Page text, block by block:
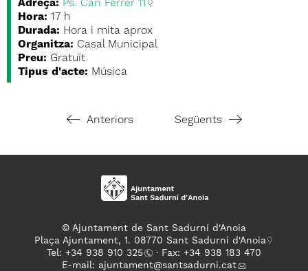
Adreça: Ps. Can Ferrer 11
Hora: 17 h
Durada: Hora i mita aprox
Organitza: Casal Municipal
Preu: Gratuït
Tipus d'acte: Música
Anteriors Següents
© Ajuntament de Sant Sadurní d'Anoia
Plaça Ajuntament, 1. 08770 Sant Sadurní d'Anoia
Tel: +34 938 910 325
· Fax: +34 938 183 470
E-mail: ajuntament@santsadurni.cat